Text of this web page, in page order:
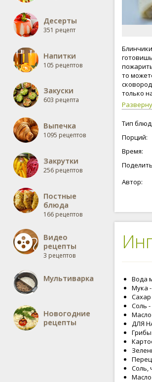
Десерты
351 рецепт
Напитки
105 рецептов
Закуски
603 рецепта
Выпечка
1095 рецептов
Закрутки
256 рецептов
Постные
блюда
166 рецептов
Видео
рецепты
3 рецептов
Мультиварка
Новогодние
рецепты
то
только
рецепт
легко!
Тип
Порций:
Время:
Автор:
Вода
Мука
Сахар
Соль
ДЛЯ
Грибы
Перец
Соль,